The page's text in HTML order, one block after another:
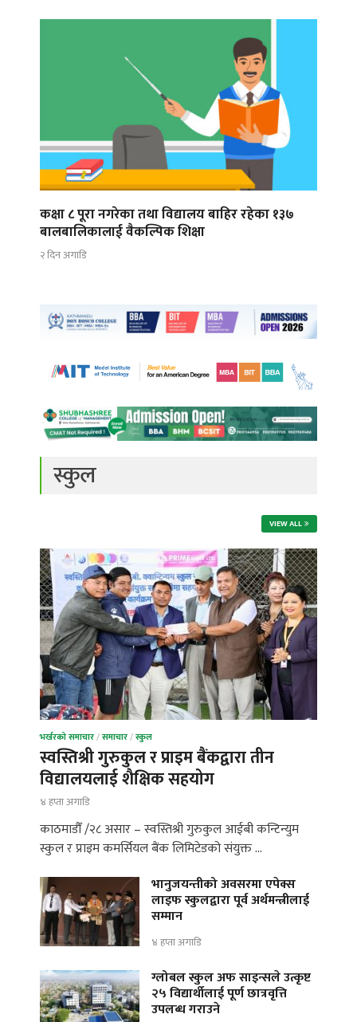
कक्षा ८ पूरा नगरेका तथा विद्यालय बाहिर रहेका १३७
बालबालिकालाई वैकल्पिक शिक्षा
२ दिन अगाडि
स्कुल
VIEW ALL
भर्खरको समाचार/समाचार/स्कुल
स्वस्तिश्री गुरुकुल र प्राइम बैंकद्वारा तीन
विद्यालयलाई शैक्षिक सहयोग
४ हप्ता अगाडि
काठमाडौँ /२८ असार – स्वस्तिश्री गुरुकुल आईबी कन्टिन्युम
स्कुल र प्राइम कमर्सियल बैंक लिमिटेडको संयुक्त …
भानुजयन्तीको अवसरमा एपेक्स
लाइफ स्कुलद्वारा पूर्व अर्थमन्त्रीलाई
सम्मान
४ हप्ता अगाडि
ग्लोबल स्कुल अफ साइन्सले उत्कृष्ट
२५ विद्यार्थीलाई पूर्ण छात्रवृत्ति
उपलब्ध गराउने